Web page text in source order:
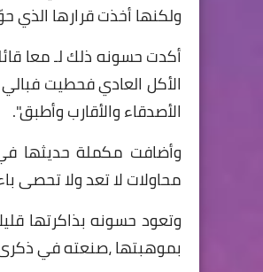
ولكنها أخذت قرارها الذي
أكدت حسونه ذلك لـ معا
الأكل العادي فحطيت
الأصدقاء والأقارب وأطبق".
وأضافت مكملة حديثها
محاولات لا تعد ولا تحصى
وتعود حسونه بذاكرتها
بموهبتها ،صنعته في